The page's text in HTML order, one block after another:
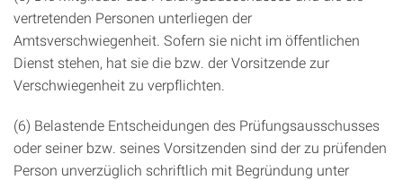
vertretenden Personen unterliegen der
Amtsverschwiegenheit. Sofern sie nicht im öffentlichen
Dienst stehen, hat sie die bzw. der Vorsitzende zur
Verschwiegenheit zu verpflichten.
(6) Belastende Entscheidungen des Prüfungsausschusses
oder seiner bzw. seines Vorsitzenden sind der zu prüfenden
Person unverzüglich schriftlich mit Begründung unter